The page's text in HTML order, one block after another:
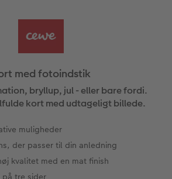
FOTOBOG Color pop
på fotopapir
på aluminiumsplade
på akrylglas
med kort
med plakatliste
selv gaveæske
selv
med fotoindstik
med fotoindstik
bryllup, jul - eller bare fordi.
kort med udtageligt billede.
muligheder
der passer til din anledning
kvalitet med en mat finish
på tre sider